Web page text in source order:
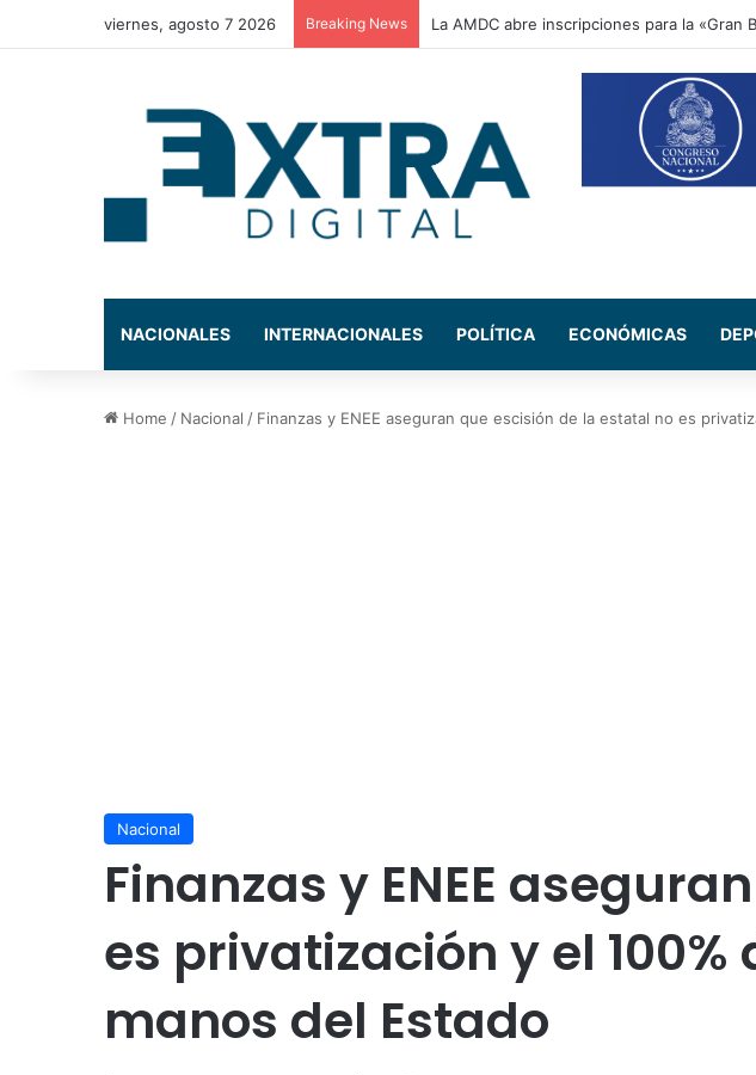
viernes, agosto 7 2026 Breaking News Congreso Nacional acompaña entrega de
NACIONALES INTERNACIONALES POLÍTICA ECONÓMICAS
Home / Nacional / Finanzas y ENEE aseguran que escisión de la estatal no es
Nacional
Finanzas y ENEE
es privatización y el
manos del Estado